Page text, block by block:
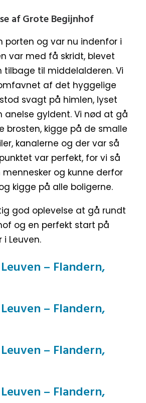
af Grote Begijnhof
porten og var nu indenfor i
var med få skridt, blevet
til middelalderen. Vi
af det hyggelige
svagt på himlen, lyset
anelse gyldent. Vi nød at gå
brosten, kigge på de smalle
kanalerne og der var så
var perfekt, for vi så
og kunne derfor
kigge på alle boligerne.
god oplevelse at gå rundt
og en perfekt start på
Leuven.